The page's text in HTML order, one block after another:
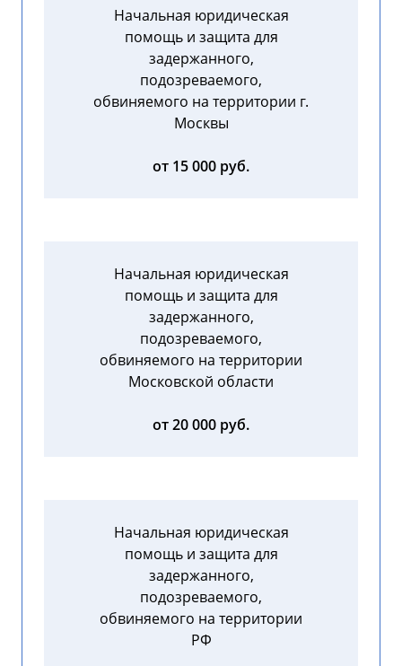
Начальная юридическая
помощь и защита для
задержанного,
подозреваемого,
обвиняемого на территории г.
Москвы
от 15 000 руб.
Начальная юридическая
помощь и защита для
задержанного,
подозреваемого,
обвиняемого на территории
Московской области
от 20 000 руб.
Начальная юридическая
помощь и защита для
задержанного,
подозреваемого,
обвиняемого на территории
РФ